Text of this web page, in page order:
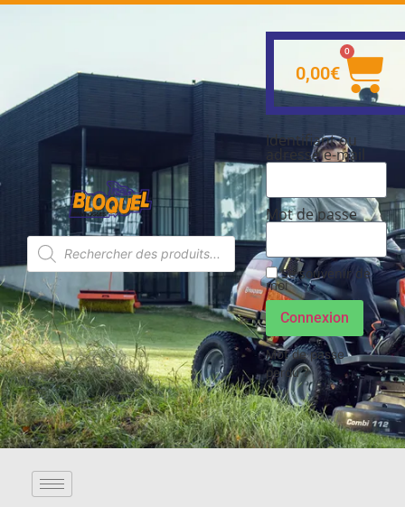
0,00€
0
Identifiant ou
adresse e-mail
Mot de passe
Se souvenir de
moi
Connexion
Mot de passe
perdu ?